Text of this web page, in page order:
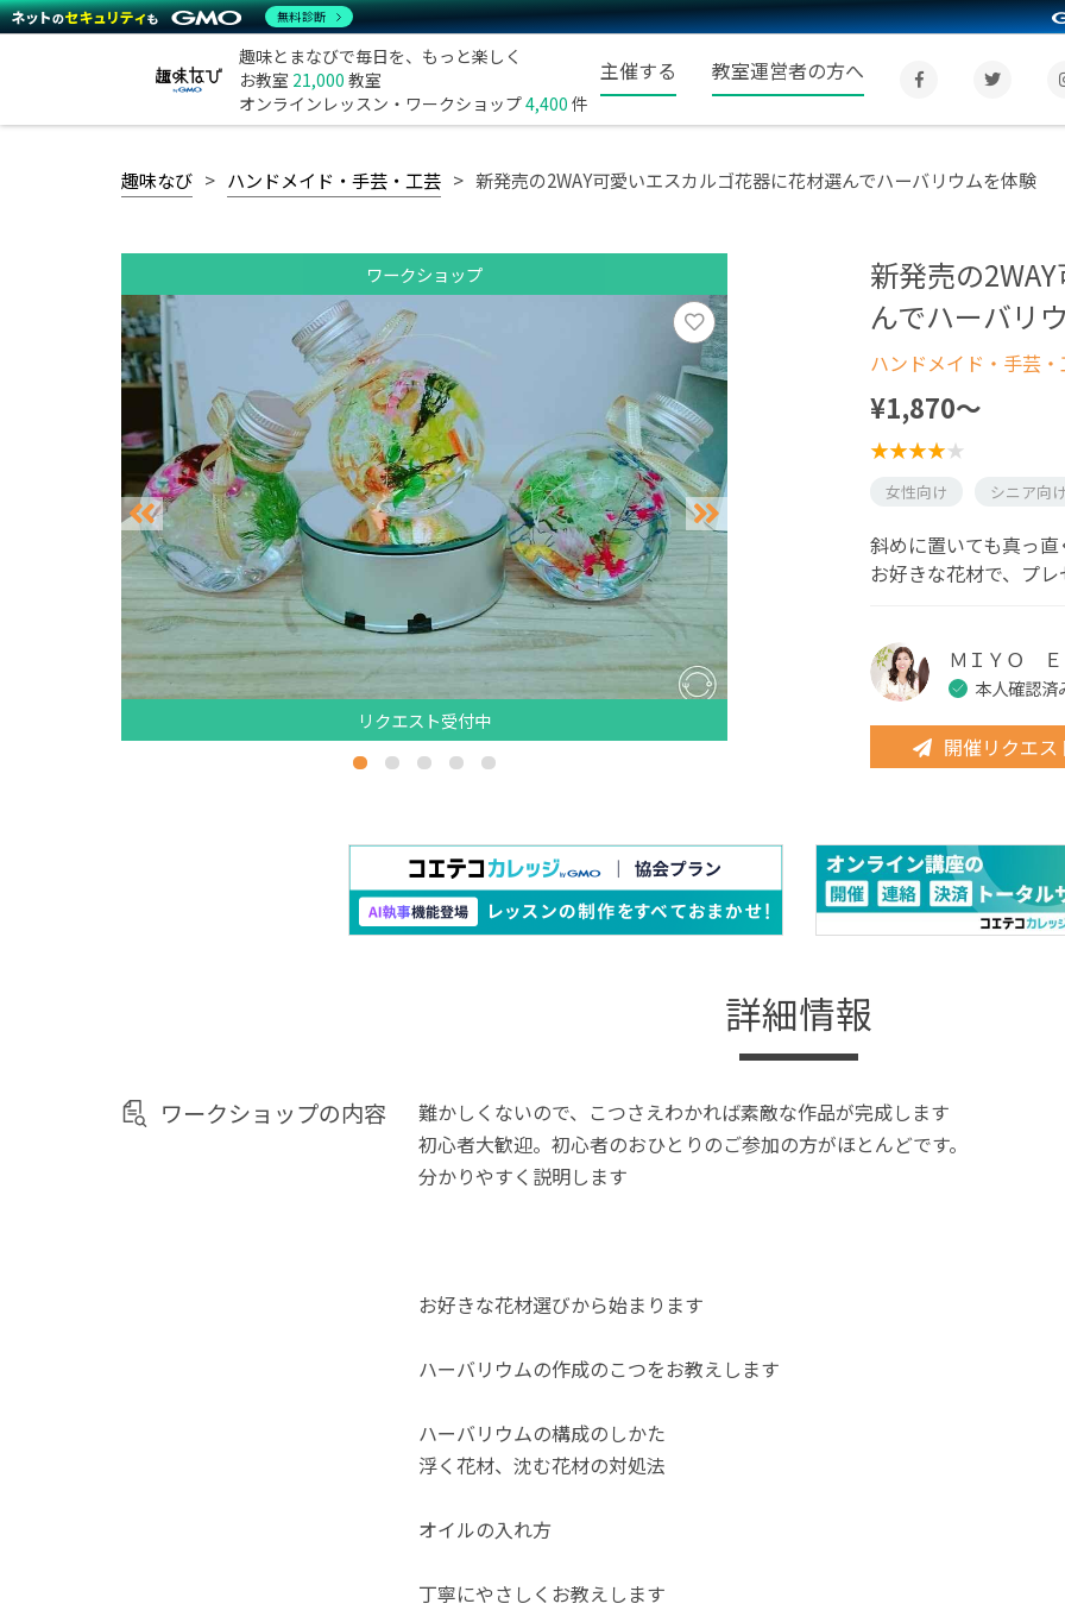
趣味とまなびで毎日を、もっと楽しく
お教室 21,000 教室
オンラインレッスン・ワークショップ4,400 件
主催する 教室運営者の方へ
趣味なび ハンドメイド・手芸・工芸 新発売の2WAY可愛いエスカルゴ花器に花材選んでハーバリウムを体験
ワークショップ
リクエスト受付中
新発売の
んでハーバリ
ハンドメイド・手芸
¥1,870〜
女性向け シニア向
斜めに置いても真っ
お好きな花材で、プ
ＭＩＹＯ Ｅ
本人確認済
開催リクエス
詳細情報
ワークショップの内容
難かしくないので、こつさえわかれば素敵な作品が完成します
初心者大歓迎。初心者のおひとりのご参加の方がほとんどです。
分かりやすく説明します
お好きな花材選びから始まります
ハーバリウムの作成のこつをお教えします
ハーバリウムの構成のしかた
浮く花材、沈む花材の対処法
オイルの入れ方
丁寧にやさしくお教えします
無料診断